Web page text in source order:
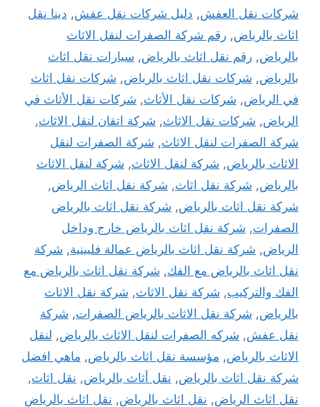
شركات نقل العفش, دليل شركات نقل عفش, دينا نقل
اثاث بالرياض, رقم شركة الصفرات لنقل الاثاث
بالرياض, رقم نقل اثاث بالرياض, سيارات نقل اثاث
بالرياض, شركات نقل اثاث بالرياض, شركات نقل اثاث
في الرياض, شركات نقل الأثاث, شركات نقل الأثاث في
الرياض, شركات نقل الاثاث, شركة اتقان لنقل الاثاث,
شركة الصفرات لنقل الاثاث, شركة الصفرات لنقل
الاثاث بالرياض, شركة لنقل الاثاث, شركة لنقل الاثاث
بالرياض, شركة نقل اثاث, شركة نقل اثاث الرياض,
شركة نقل اثاث بالرياض, شركة نقل اثاث بالرياض
الصفرات, شركة نقل اثاث بالرياض خارج وداخل
الرياض, شركة نقل اثاث بالرياض عمالة فلبينية, شركة
نقل اثاث بالرياض مع الفك, شركة نقل اثاث بالرياض مع
الفك والتركيب, شركة نقل الاثاث, شركة نقل الاثاث
بالرياض, شركة نقل الاثاث بالرياض الصفرات, شركة
نقل عفش, شركه الصفرات لنقل الاثاث بالرياض, لنقل
الاثاث بالرياض, مؤسسة نقل اثاث بالرياض, ماهي افضل
شركة نقل اثاث بالرياض, نقل أثاث بالرياض, نقل اثاث,
نقل اثاث الرياض, نقل اثاث بالرياض, نقل اثاث بالرياض